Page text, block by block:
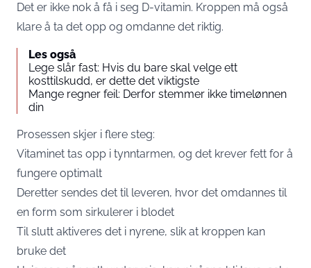
Det er ikke nok å få i seg D-vitamin. Kroppen må også
klare å ta det opp og omdanne det riktig.
Les også
Lege slår fast: Hvis du bare skal velge ett
kosttilskudd, er dette det viktigste
Mange regner feil: Derfor stemmer ikke timelønnen
din
Prosessen skjer i flere steg:
Vitaminet tas opp i tynntarmen, og det krever fett for å
fungere optimalt
Deretter sendes det til leveren, hvor det omdannes til
en form som sirkulerer i blodet
Til slutt aktiveres det i nyrene, slik at kroppen kan
bruke det